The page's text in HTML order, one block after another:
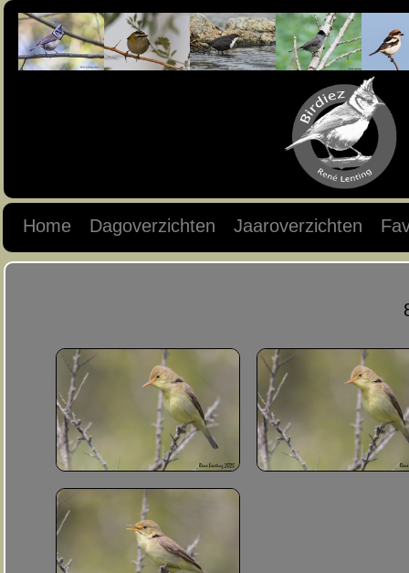
Home Dagoverzichten Jaaroverzichten